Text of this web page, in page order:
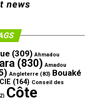
(309) Ahmadou
(830) Amadou
Angleterre(83) Bouaké
CIE (164) Conseil des
Côte